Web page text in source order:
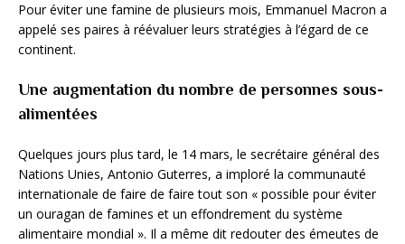
Pour éviter une famine de plusieurs mois, Emmanuel Macron a
appelé ses paires à réévaluer leurs stratégies à l’égard de ce
continent.
Une augmentation du nombre de personnes sous-
alimentées
Quelques jours plus tard, le 14 mars, le secrétaire général des
Nations Unies, Antonio Guterres, a imploré la communauté
internationale de faire de faire tout son « possible pour éviter
un ouragan de famines et un effondrement du système
alimentaire mondial ». Il a même dit redouter des émeutes de